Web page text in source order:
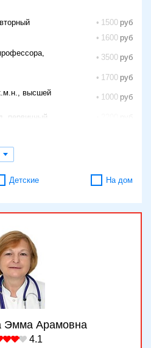
1500
1600
3500
1700
высшей
1000
первичный
по
назначений
42440
1400
Детские На дом
Эмма Арамовна
4.1